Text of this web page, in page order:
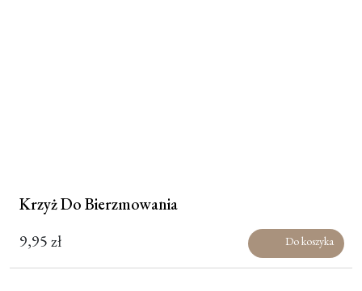
Krzyż Do Bierzmowania
9,95zł Do koszyka